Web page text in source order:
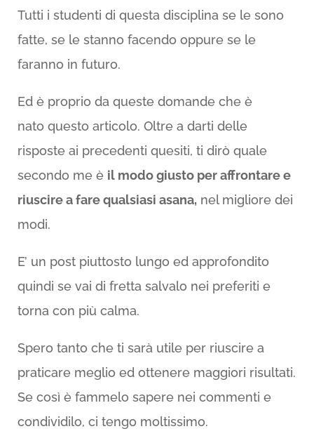
Tutti i studenti di questa disciplina se le sono
fatte, se le stanno facendo oppure se le
faranno in futuro.
Ed è proprio da queste domande che è
nato questo articolo. Oltre a darti delle
risposte ai precedenti quesiti, ti dirò quale
secondo me è il modo giusto per affrontare e
riuscire a fare qualsiasi asana, nel migliore dei
modi.
E’ un post piuttosto lungo ed approfondito
quindi se vai di fretta salvalo nei preferiti e
torna con più calma.
Spero tanto che ti sarà utile per riuscire a
praticare meglio ed ottenere maggiori risultati.
Se così è fammelo sapere nei commenti e
condividilo, ci tengo moltissimo.